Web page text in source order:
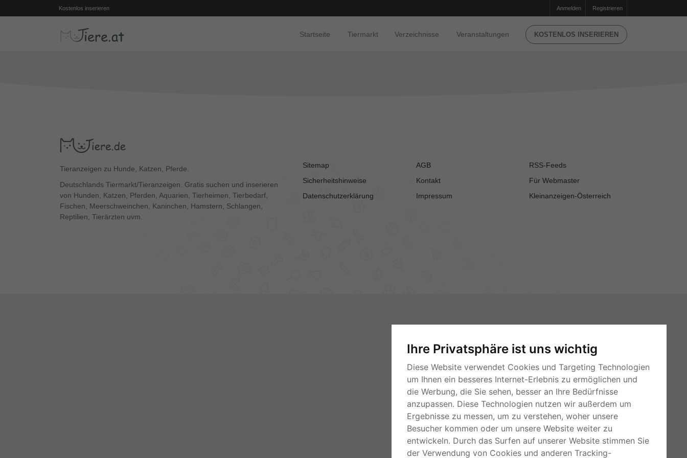
Ihre Privatsphäre ist uns wichtig
Diese Website verwendet Cookies und Targeting Technologien
um Ihnen ein besseres Internet-Erlebnis zu ermöglichen und
die Werbung, die Sie sehen, besser an Ihre Bedürfnisse
anzupassen. Diese Technologien nutzen wir außerdem um
Ergebnisse zu messen, um zu verstehen, woher unsere
Besucher kommen oder um unsere Website weiter zu
entwickeln. Durch das Surfen auf unserer Website stimmen Sie
der Verwendung von Cookies und anderen Tracking-
Kostenlos inserieren Anmelden Registrieren
Startseite Tiermarkt Verzeichnisse Veranstaltungen KOSTENLOS INSERIEREN
Tieranzeigen zu Hunde, Katzen, Pferde.
Deutschlands Tiermarkt/Tieranzeigen. Gratis suchen und inserieren
von Hunden, Katzen, Pferden, Aquarien, Tierheimen, Tierbedarf,
Fischen, Meerschweinchen, Kaninchen, Hamstern, Schlangen,
Reptilien, Tierärzten uvm.
Sitemap
Sicherheitshinweise
Datenschutzerklärung
AGB
Kontakt
Impressum
RSS-Feeds
Für Webmaster
Kleinanzeigen-Österreich